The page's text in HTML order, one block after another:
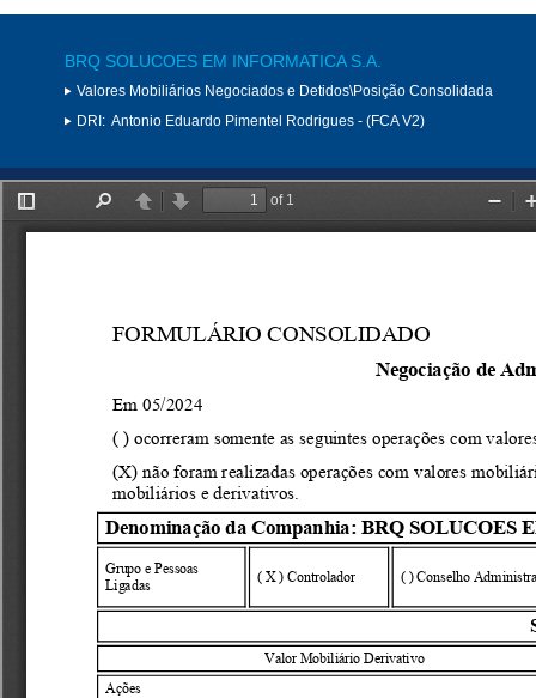
BRQ SOLUCOES EM INFORMATICA S.A.
Valores Mobiliários Negociados e Detidos\Posição Consolidada
DRI: Antonio Eduardo Pimentel Rodrigues - (FCA V2)